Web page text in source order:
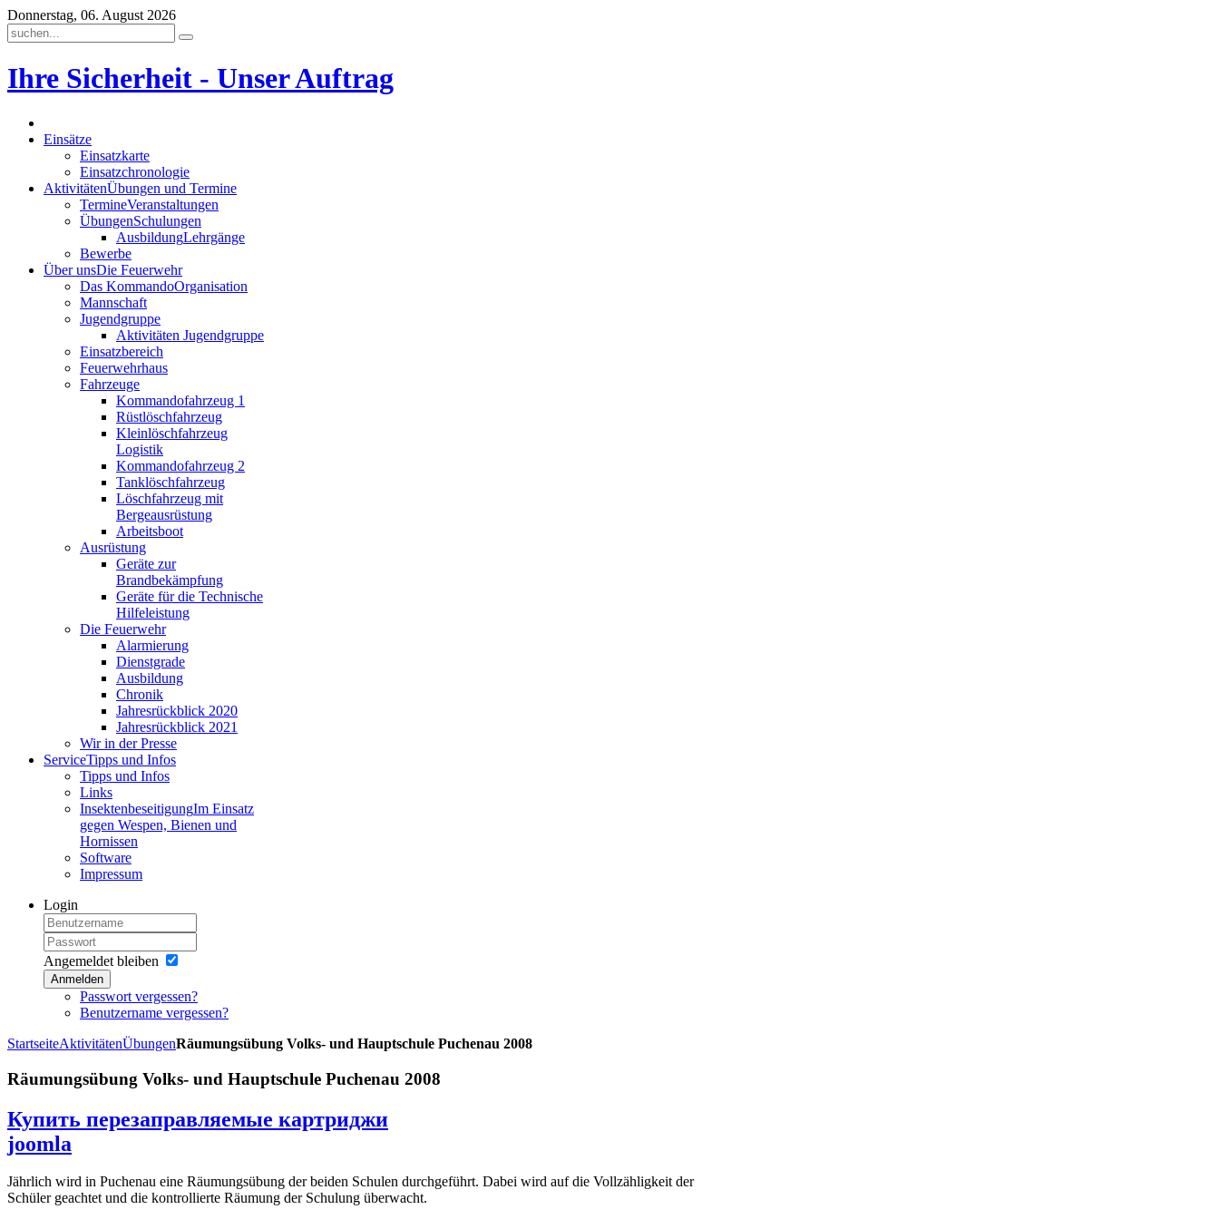
Donnerstag, 06. August 2026
Ihre Sicherheit - Unser Auftrag
Einsätze
Einsatzkarte
Einsatzchronologie
AktivitätenÜbungen und Termine
TermineVeranstaltungen
ÜbungenSchulungen
AusbildungLehrgänge
Bewerbe
Über unsDie Feuerwehr
Das KommandoOrganisation
Mannschaft
Jugendgruppe
Aktivitäten Jugendgruppe
Einsatzbereich
Feuerwehrhaus
Fahrzeuge
Kommandofahrzeug 1
Rüstlöschfahrzeug
Kleinlöschfahrzeug
Logistik
Kommandofahrzeug 2
Tanklöschfahrzeug
Löschfahrzeug mit
Bergeausrüstung
Arbeitsboot
Ausrüstung
Geräte zur
Brandbekämpfung
Geräte für die Technische
Hilfeleistung
Die Feuerwehr
Alarmierung
Dienstgrade
Ausbildung
Chronik
Jahresrückblick 2020
Jahresrückblick 2021
Wir in der Presse
ServiceTipps und Infos
Tipps und Infos
Links
InsektenbeseitigungIm Einsatz
gegen Wespen, Bienen und
Hornissen
Software
Impressum
Login
Angemeldet bleiben
Anmelden
Passwort vergessen?
Benutzername vergessen?
StartseiteAktivitätenÜbungenRäumungsübung Volks- und Hauptschule Puchenau 2008
Räumungsübung Volks- und Hauptschule Puchenau 2008
Купить перезаправляемые картриджи
joomla
Jährlich wird in Puchenau eine Räumungsübung der beiden Schulen durchgeführt. Dabei wird auf die Vollzähligkeit der
Schüler geachtet und die kontrollierte Räumung der Schulung überwacht.